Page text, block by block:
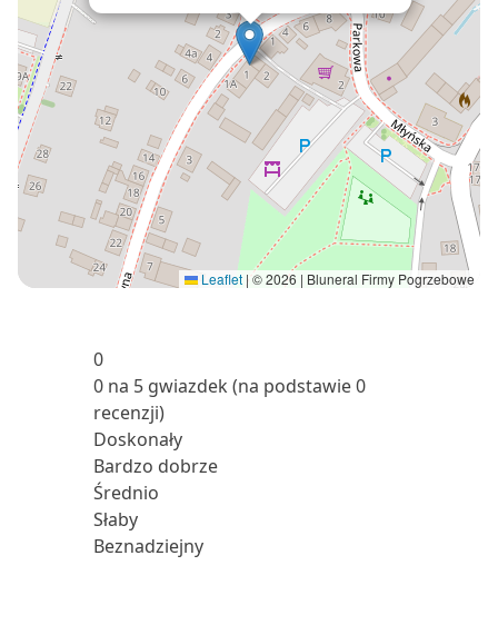
Leaflet |© 2026 | Bluneral Firmy Pogrzebowe
0
0 na 5 gwiazdek (na podstawie 0
recenzji)
Doskonały
Bardzo dobrze
Średnio
Słaby
Beznadziejny